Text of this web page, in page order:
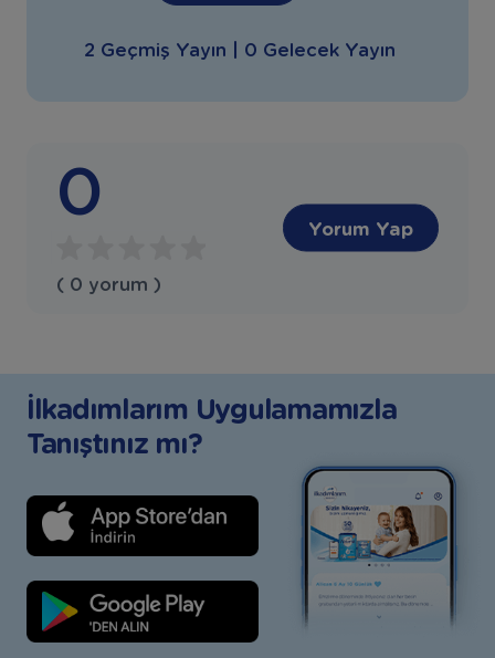
2 Geçmiş Yayın | 0 Gelecek Yayın
0
( 0 yorum )
Yorum Yap
İlkadımlarım Uygulamamızla
Tanıştınız mı?